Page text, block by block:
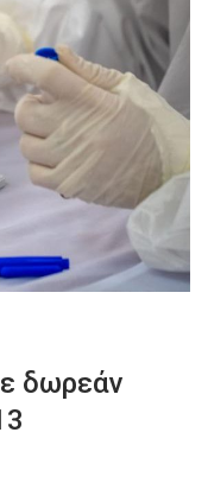
δωρεάν